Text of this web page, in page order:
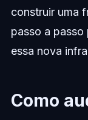
construir uma
passo a
essa nova
Como